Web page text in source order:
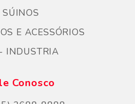
SÚINOS
E ACESSÓRIOS
INDUSTRIA
Conosco